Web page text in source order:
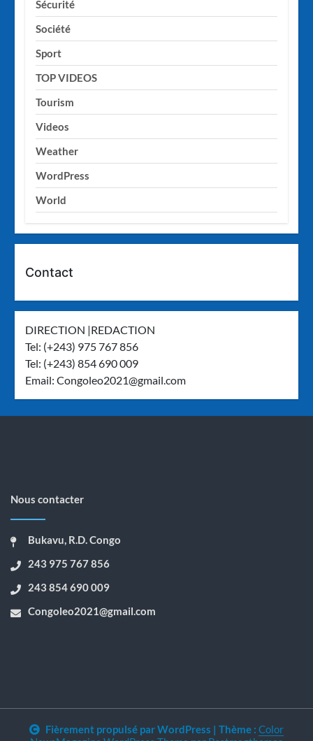
Sécurité
Société
Sport
TOP VIDEOS
Tourism
Videos
Weather
WordPress
World
Contact
DIRECTION |REDACTION
Tel: (+243) 975 767 856
Tel: (+243) 854 690 009
Email:Congoleo2021@gmail.com
Nous contacter
Bukavu, R.D. Congo
243 975 767 856
243 854 690 009
Congoleo2021@gmail.com
Fièrement propulsé par WordPress | Thème : Color